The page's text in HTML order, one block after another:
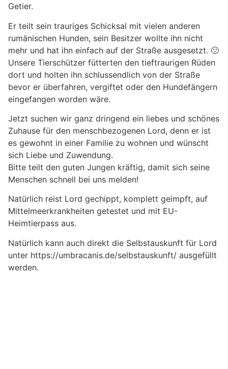
Getier.
Er teilt sein trauriges Schicksal mit vielen anderen
rumänischen Hunden, sein Besitzer wollte ihn nicht
mehr und hat ihn einfach auf der Straße ausgesetzt. 🙁
Unsere Tierschützer fütterten den tieftraurigen Rüden
dort und holten ihn schlussendlich von der Straße
bevor er überfahren, vergiftet oder den Hundefängern
eingefangen worden wäre.
Jetzt suchen wir ganz dringend ein liebes und schönes
Zuhause für den menschbezogenen Lord, denn er ist
es gewohnt in einer Familie zu wohnen und wünscht
sich Liebe und Zuwendung.
Bitte teilt den guten Jungen kräftig, damit sich seine
Menschen schnell bei uns melden!
Natürlich reist Lord gechippt, komplett geimpft, auf
Mittelmeerkrankheiten getestet und mit EU-
Heimtierpass aus.
Natürlich kann auch direkt die Selbstauskunft für Lord
unter https://umbracanis.de/selbstauskunft/ ausgefüllt
werden.